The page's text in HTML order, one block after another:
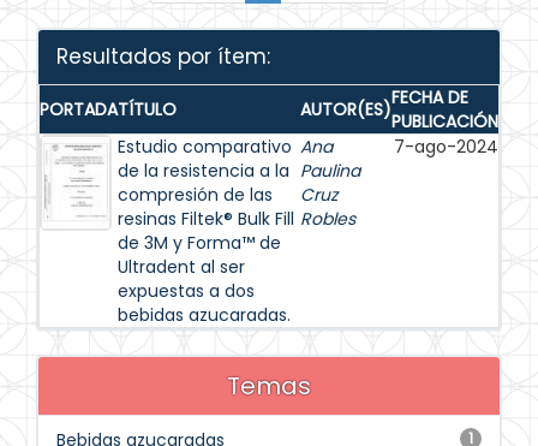
Resultados por ítem:
PORTADATÍTULO AUTOR(ES)FECHA DE
PUBLICACIÓN
Estudio comparativo
de la resistencia a la
compresión de las
resinas Filtek® Bulk Fill
de 3M y Forma™ de
Ultradent al ser
expuestas a dos
bebidas azucaradas.
Ana
Paulina
Cruz
Robles
7-ago-2024
Temas
1
Bebidas azucaradas